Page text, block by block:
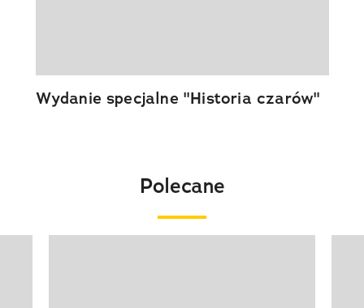
Wydanie specjalne "Historia czarów"
Polecane